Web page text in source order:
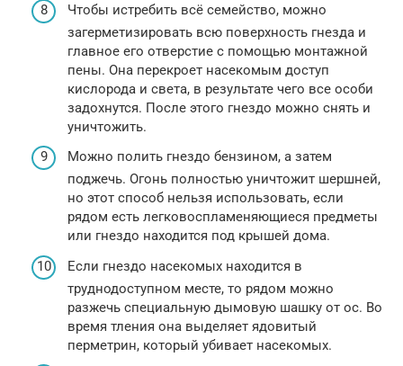
Чтобы истребить всё семейство, можно
загерметизировать всю поверхность гнезда и
главное его отверстие с помощью монтажной
пены. Она перекроет насекомым доступ
кислорода и света, в результате чего все особи
задохнутся. После этого гнездо можно снять и
уничтожить.
Можно полить гнездо бензином, а затем
поджечь. Огонь полностью уничтожит шершней,
но этот способ нельзя использовать, если
рядом есть легковоспламеняющиеся предметы
или гнездо находится под крышей дома.
Если гнездо насекомых находится в
труднодоступном месте, то рядом можно
разжечь специальную дымовую шашку от ос. Во
время тления она выделяет ядовитый
перметрин, который убивает насекомых.